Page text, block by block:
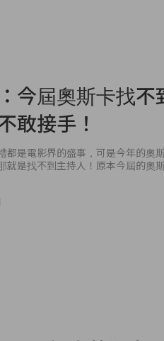
今屆奧斯卡找不
敢接手！
都是電影界的盛事，可是今年的奧
就是找不到主持人！原本今屆的奧